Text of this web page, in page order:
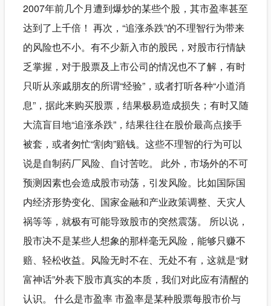
2007年前几个月遭到爆炒的某些个股，其市盈率甚至
达到了上千倍！ 再次，“追涨杀跌”的不理智行为带来
的风险也不小。有不少新入市的股民，对股市行情缺
乏掌握，对于股票及上市公司的情况也不了解，有时
只听从亲戚朋友的所谓“经验”，或者打听各种“小道消
息”，据此来购买股票，结果极易造成损失；有时又随
大流盲目地“追涨杀跌”，结果往往在股价最高点接手
被套，或者匆忙“割肉”赔钱。这些不理智的行为可以
说是自制药厂风险、自讨苦吃。 此外，市场外的不可
预测因素也会造成股市动荡，引发风险。比如国际国
内经济形势变化、国家金融和产业政策调整、天灾人
祸等等，就极有可能导致股市的突然震荡。 所以说，
股市决不是某些人想象的那样毫无风险，能够只赚不
赔、轻松收益。风险无时不在、无处不有，这就是“财
富神话”外表下股市真实的本质，我们对此应有清醒的
认识。 什么是市盈率 市盈率是某种股票每股市价与